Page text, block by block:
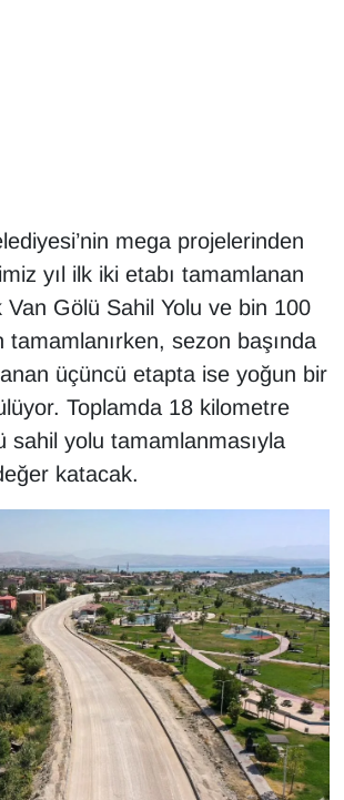
mega projelerinden
yıl ilk iki etabı tamamlanan
Van Gölü Sahil Yolu ve bin 100
tamamlanırken, sezon başında
üçüncü etapta ise yoğun bir
Toplamda 18 kilometre
sahil yolu tamamlanmasıyla
katacak.